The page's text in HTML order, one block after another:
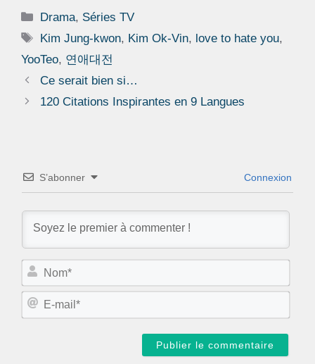
Catégories
Drama, Séries TV
Étiquettes
Kim Jung-kwon, Kim Ok-Vin, love to hate you,
YooTeo, 연애대전
Ce serait bien si…
120 Citations Inspirantes en 9 Langues
S’abonner Connexion
N
m